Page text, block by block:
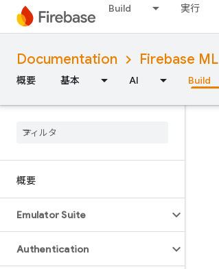
Build 実行
Documentation Firebase ML
概要 基本 AI Build
概要
Emulator Suite
Authentication